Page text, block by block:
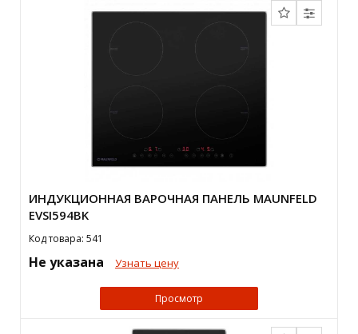
ИНДУКЦИОННАЯ ВАРОЧНАЯ ПАНЕЛЬ MAUNFELD
EVSI594BK
Код товара: 541
Не указана Узнать цену
Просмотр